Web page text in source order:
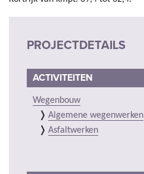
PROJECTDETAILS
ACTIVITEITEN
Wegenbouw
Algemene wegenwerken
Asfaltwerken